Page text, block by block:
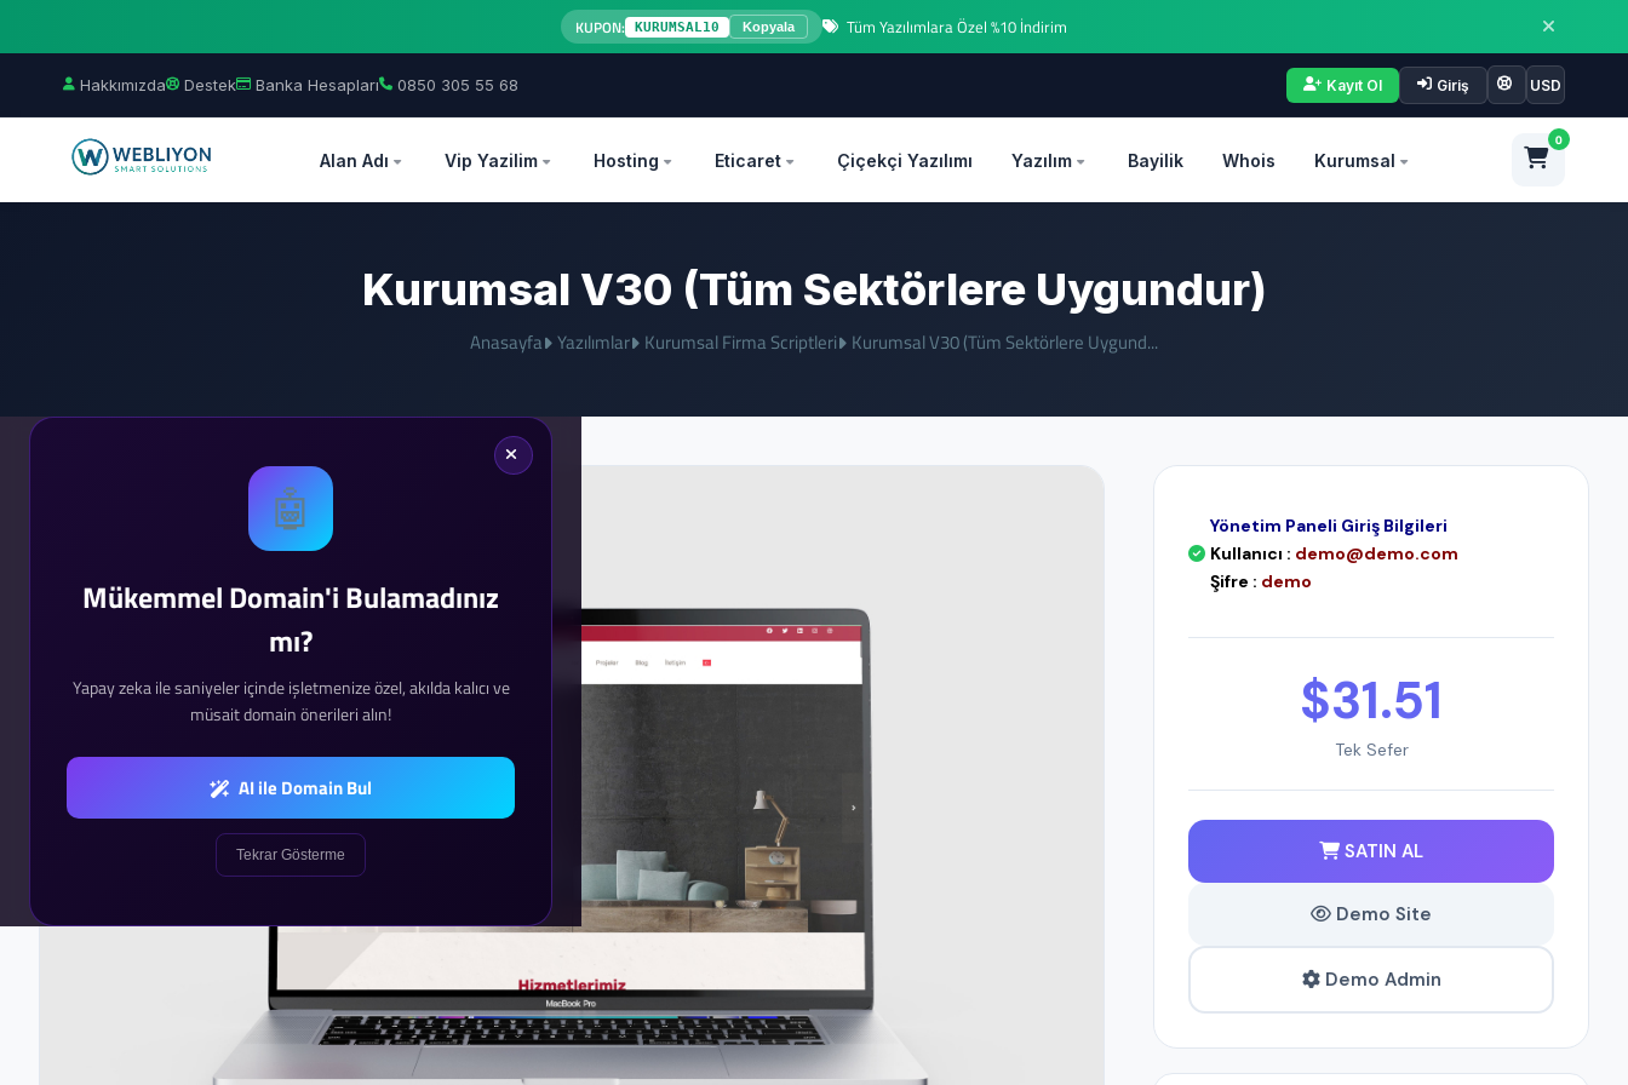
KUPON: KURUMSAL10 Kopyala Tüm Yazılımlara Özel %10 İndirim
Hakkımızda Destek Banka Hesapları 0850 305 55 68 Kayıt Ol Giriş USD
Alan Adı Vip Yazilim Hosting Eticaret Çiçekçi Yazılımı Yazılım Bayilik Whois Kurumsal
0
Kurumsal V30 (Tüm Sektörlere Uygundur)
Anasayfa Yazılımlar Kurumsal Firma Scriptleri Kurumsal V30 (Tüm Sektörlere Uygund...
🤖
Mükemmel Domain'i Bulamadınız
mı?
Yapay zeka ile saniyeler içinde işletmenize özel, akılda kalıcı ve
müsait domain önerileri alın!
AI ile Domain Bul
Tekrar Gösterme
Yönetim Paneli Giriş Bilgileri
Kullanıcı : demo@demo.com
Şifre : demo
$31.51
Tek Sefer
SATIN AL
Demo Site
Demo Admin